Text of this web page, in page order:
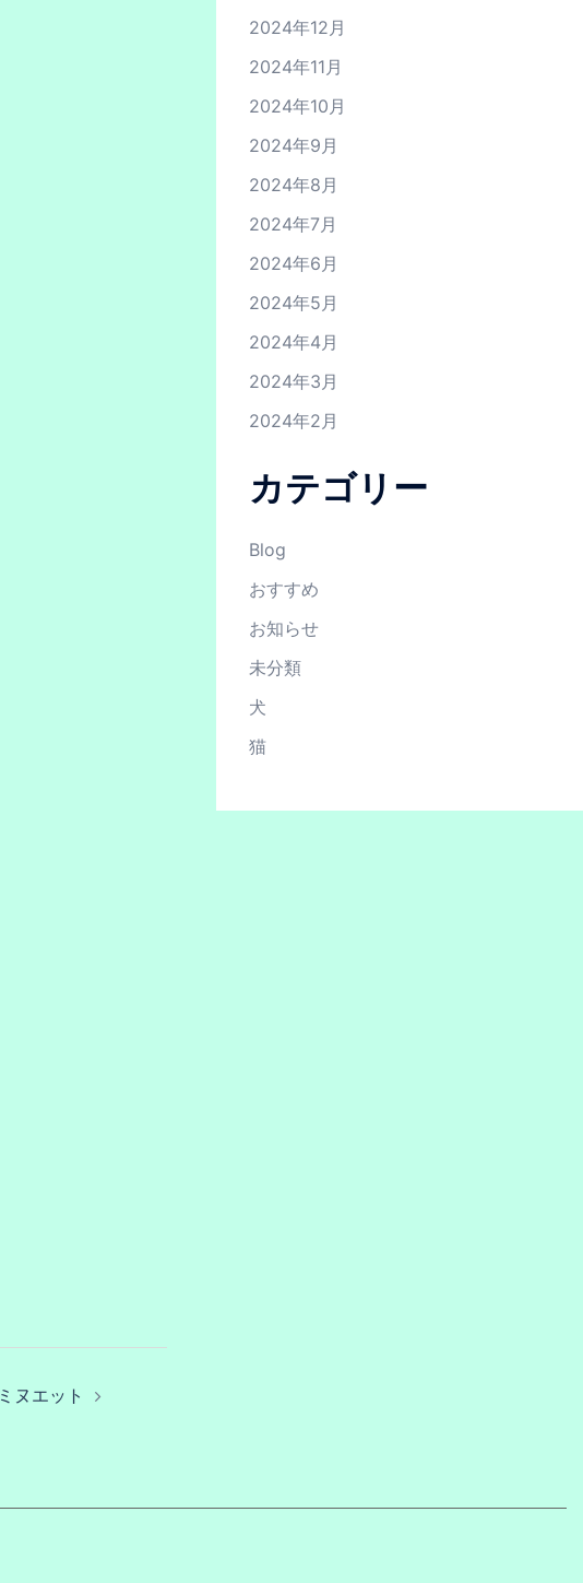
ミヌエット
2024年12月
2024年11月
2024年10月
2024年9月
2024年8月
2024年7月
2024年6月
2024年5月
2024年4月
2024年3月
2024年2月
カテゴリー
Blog
おすすめ
お知らせ
未分類
犬
猫